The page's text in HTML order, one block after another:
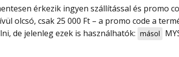
olcsó, csak 25 000 Ft – a promo code a
de jelenleg ezek is használhatók: másol